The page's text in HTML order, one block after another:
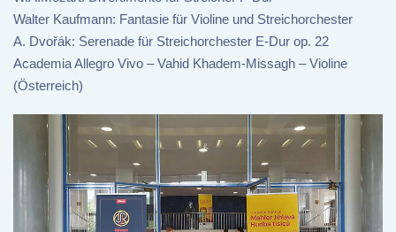
Walter Kaufmann: Fantasie für Violine und Streichorchester
A. Dvořák: Serenade für Streichorchester E-Dur op. 22
Academia Allegro Vivo – Vahid Khadem-Missagh – Violine
(Österreich)